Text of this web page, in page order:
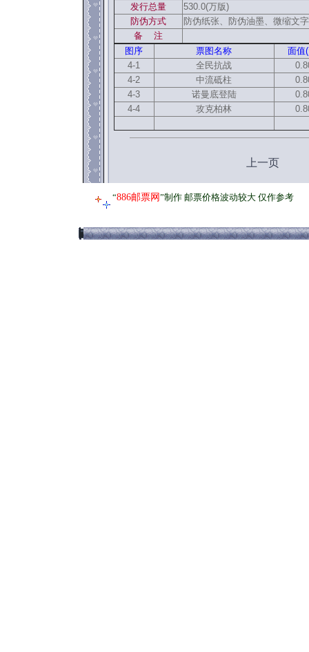
发行总量
530.0(万版)
防伪方式
防伪纸张、防伪油墨、微缩文
备 注
图序
票图名称
面值
4-1
全民抗战
4-2
中流砥柱
4-3
诺曼底登陆
4-4
攻克柏林
上一页
“886邮票网 ”制作 邮票价格波动较大 仅作参考